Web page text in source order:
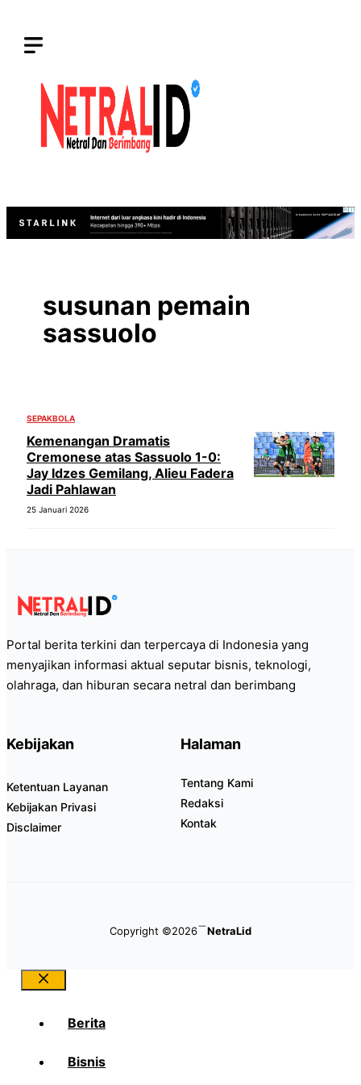
susunan pemain
sassuolo
SEPAKBOLA
Kemenangan Dramatis
Cremonese atas Sassuolo 1-0:
Jay Idzes Gemilang, Alieu Fadera
Jadi Pahlawan
25 Januari 2026
Portal berita terkini dan terpercaya di Indonesia yang
menyajikan informasi aktual seputar bisnis, teknologi,
olahraga, dan hiburan secara netral dan berimbang
Kebijakan
Ketentuan Layanan
Kebijakan Privasi
Disclaimer
Halaman
Tentang Kami
Redaksi
Kontak
Copyright ©2026 NetraLid
Close
Berita
Bisnis